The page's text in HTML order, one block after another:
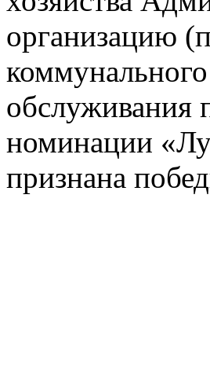
организацию
обслуживания
номинации
признана